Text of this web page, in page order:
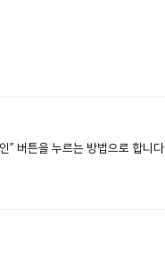
” 버튼을 누르는 방법으로 합니다.